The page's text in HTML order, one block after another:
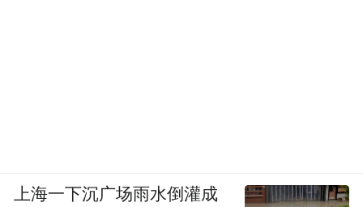
上海一下沉广场雨水倒灌成